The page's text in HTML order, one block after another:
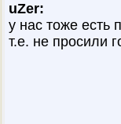
uZer:
у нас тоже есть
т.е. не просили